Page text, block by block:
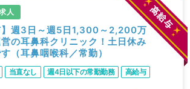
人
】週3日～週5日1,300～2,200万
の耳鼻科クリニック！土日休み
（耳鼻咽喉科／常勤）
当直なし 週4日以下の常勤勤務 高給与